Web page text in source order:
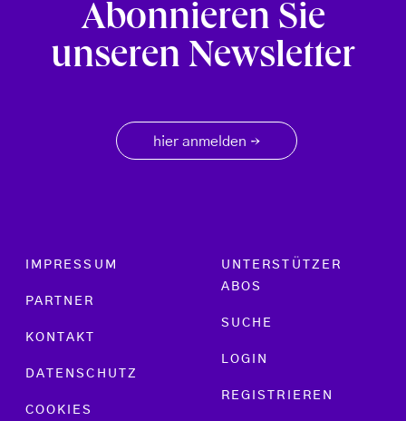
Abonnieren Sie
unseren Newsletter
hier anmelden →
Footer menu
IMPRESSUM
PARTNER
KONTAKT
DATENSCHUTZ
COOKIES
UNTERSTÜTZER
ABOS
SUCHE
LOGIN
REGISTRIEREN